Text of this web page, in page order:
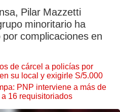
Pilar Mazzetti
minoritario ha
complicaciones en
de cárcel a policías por
su local y exigirle S/5.000
PNP interviene a más de
16 requisitoriados